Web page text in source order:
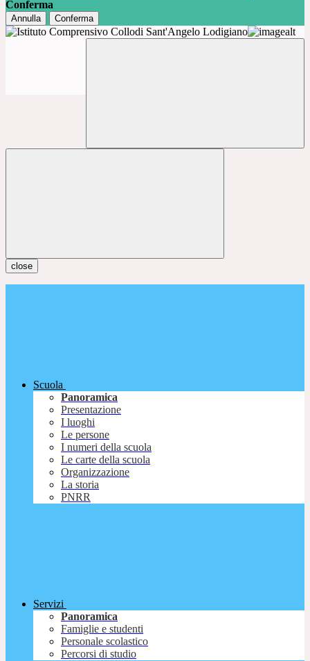
Conferma
Annulla Conferma
close
Scuola
Panoramica
Presentazione
I luoghi
Le persone
I numeri della scuola
Le carte della scuola
Organizzazione
La storia
PNRR
Servizi
Panoramica
Famiglie e studenti
Personale scolastico
Percorsi di studio